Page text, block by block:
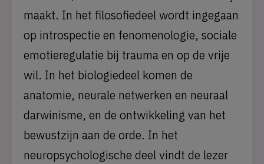
maakt. In het filosofiedeel wordt ingegaan
op introspectie en fenomenologie, sociale
emotieregulatie bij trauma en op de vrije
wil. In het biologiedeel komen de
anatomie, neurale netwerken en neuraal
darwinisme, en de ontwikkeling van het
bewustzijn aan de orde. In het
neuropsychologische deel vindt de lezer